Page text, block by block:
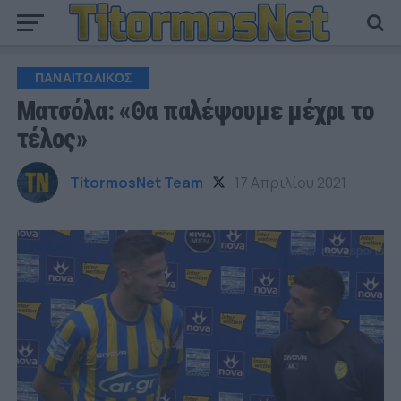
ΠΑΝΑΙΤΩΛΙΚΟΣ
Ματσόλα: «Θα παλέψουμε μέχρι το
τέλος»
TitormosNet Team 17 Απριλίου 2021